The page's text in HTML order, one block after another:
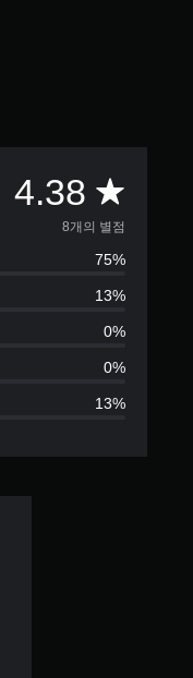
4.38 총
8
별
점
으
로
부
8개의 별점
75%
13%
0%
0%
13%